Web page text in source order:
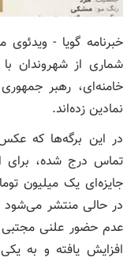
خبرنامه گویا - ویدئوی
شماری از شهروندان
خامنه‌ای، رهبر
نمادین زده‌اند.
تماس درج شده، برای
جایزه‌ای یک میلیون
در حالی منتشر می‌شود
عدم حضور علنی
افزایش یافته و به